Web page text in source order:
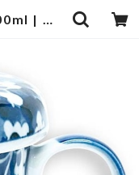
フィルターインマグ 300ml | お茶の光緑園